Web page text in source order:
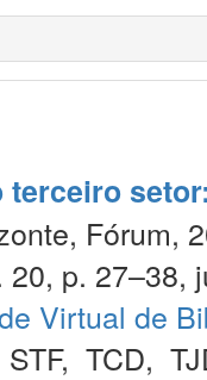
Fórum,
p. 27–38,
Virtual de
STF, TCD,